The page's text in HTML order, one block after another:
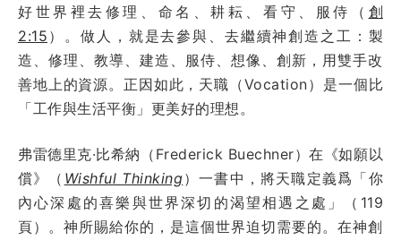
好世界裡去修理、命名、耕耘、看守、服侍（ 創
2:15 ）。做人，就是去參與、去繼續神創造之工：製
造、修理、教導、建造、服侍、想像、創新，用雙手改
善地上的資源。正因如此，天職（Vocation）是一個比
「工作與生活平衡」更美好的理想。
弗雷德里克·比希納（Frederick Buechner）在《如願以
償》（ Wishful Thinking）一書中，將天職定義爲「你
內心深處的喜樂與世界深切的渴望相遇之處」（119
頁）。神所賜給你的，是這個世界迫切需要的。在神創